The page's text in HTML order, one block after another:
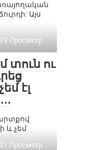
Այս
79 Просмотр
տուն ու
էլ
և չեմ
Просмотр